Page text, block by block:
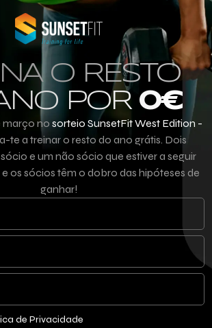
O RESTO
POR 0€
março no sorteio SunsetFit West Edition -
te a treinar o resto do ano grátis. Dois
e um não sócio que estiver a seguir
os sócios têm o dobro das hipóteses de
ganhar!
de Privacidade